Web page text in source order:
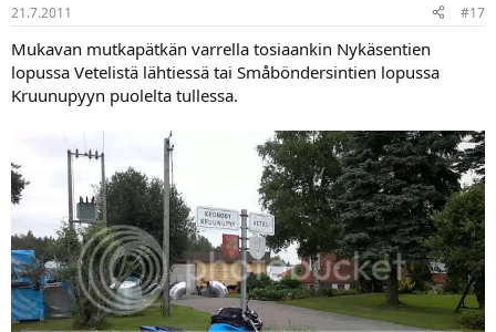
21.7.2011 #17
Mukavan mutkapätkän varrella tosiaankin Nykäsentien
lopussa Vetelistä lähtiessä tai Småböndersintien lopussa
Kruunupyyn puolelta tullessa.